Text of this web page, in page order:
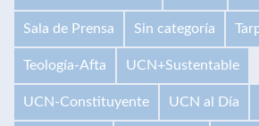
Sala de Prensa Sin categoría
Teología-Afta UCN+Sustentable
UCN-Constituyente UCN al Día